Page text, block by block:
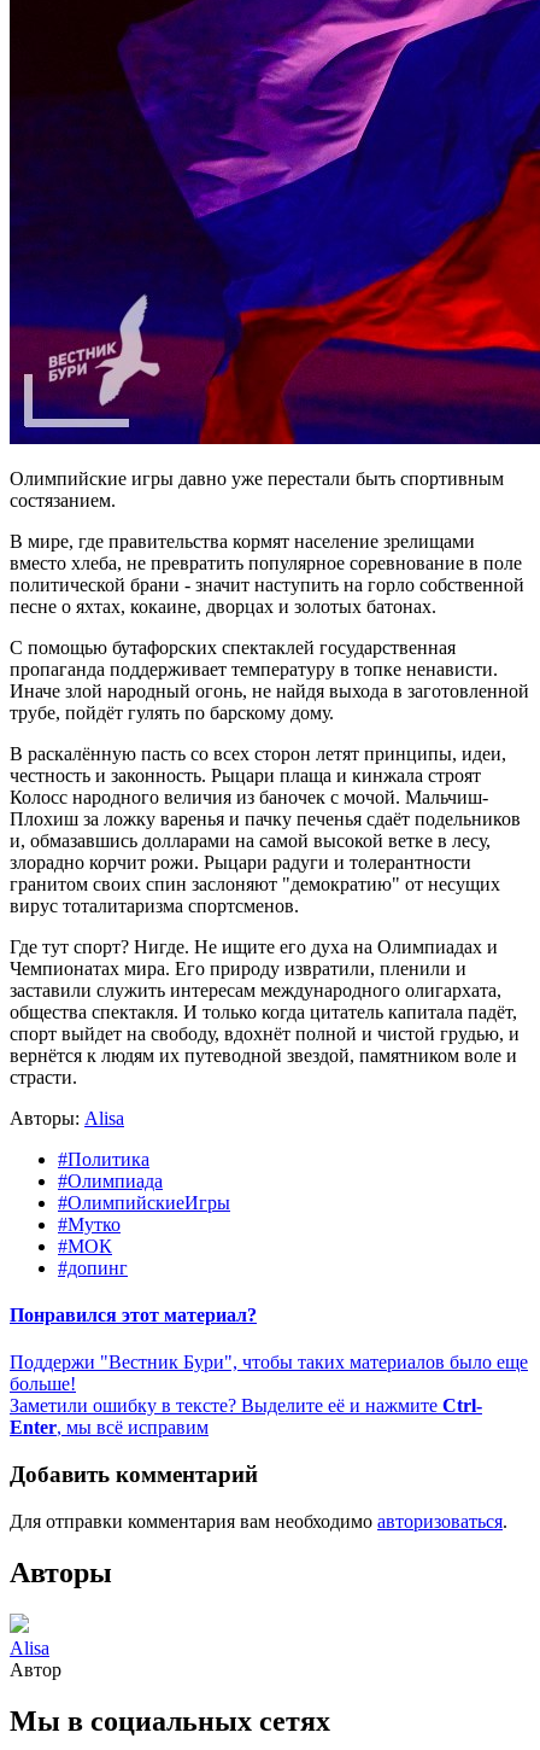
Олимпийские игры давно уже перестали быть спортивным
состязанием.
В мире, где правительства кормят население зрелищами
вместо хлеба, не превратить популярное соревнование в поле
политической брани - значит наступить на горло собственной
песне о яхтах, кокаине, дворцах и золотых батонах.
С помощью бутафорских спектаклей государственная
пропаганда поддерживает температуру в топке ненависти.
Иначе злой народный огонь, не найдя выхода в заготовленной
трубе, пойдёт гулять по барскому дому.
В раскалённую пасть со всех сторон летят принципы, идеи,
честность и законность. Рыцари плаща и кинжала строят
Колосс народного величия из баночек с мочой. Мальчиш-
Плохиш за ложку варенья и пачку печенья сдаёт подельников
и, обмазавшись долларами на самой высокой ветке в лесу,
злорадно корчит рожи. Рыцари радуги и толерантности
гранитом своих спин заслоняют "демократию" от несущих
вирус тоталитаризма спортсменов.
Где тут спорт? Нигде. Не ищите его духа на Олимпиадах и
Чемпионатах мира. Его природу извратили, пленили и
заставили служить интересам международного олигархата,
общества спектакля. И только когда цитатель капитала падёт,
спорт выйдет на свободу, вдохнёт полной и чистой грудью, и
вернётся к людям их путеводной звездой, памятником воле и
страсти.
Авторы: Alisa
#Политика
#Олимпиада
#ОлимпийскиеИгры
#Мутко
#МОК
#допинг
Понравился этот материал?
Поддержи "Вестник Бури", чтобы таких материалов было еще
больше!
Заметили ошибку в тексте? Выделите её и нажмите Ctrl-
Enter, мы всё исправим
Добавить комментарий
Для отправки комментария вам необходимо авторизоваться.
Авторы
Alisa
Автор
Мы в социальных сетях